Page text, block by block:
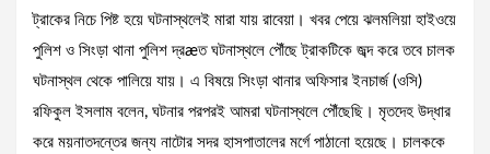
ট্রাকের নিচে পিষ্ট হয়ে ঘটনাস্থলেই মারা যায় রাবেয়া। খবর পেয়ে ঝলমলিয়া হাইওয়ে
পুলিশ ও সিংড়া থানা পুলিশ দ্রæত ঘটনাস্থলে পৌঁছে ট্রাকটিকে জব্দ করে তবে চালক
ঘটনাস্থল থেকে পালিয়ে যায়। ‎এ বিষয়ে সিংড়া থানার অফিসার ইনচার্জ (ওসি)
রফিকুল ইসলাম বলেন, ঘটনার পরপরই আমরা ঘটনাস্থলে পৌঁছেছি। মৃতদেহ উদ্ধার
করে ময়নাতদন্তের জন্য নাটোর সদর হাসপাতালের মর্গে পাঠানো হয়েছে। চালককে